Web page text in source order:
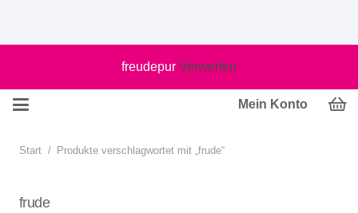
freudepur Verwerfen
Mein Konto
Start / Produkte verschlagwortet mit „frude“
frude